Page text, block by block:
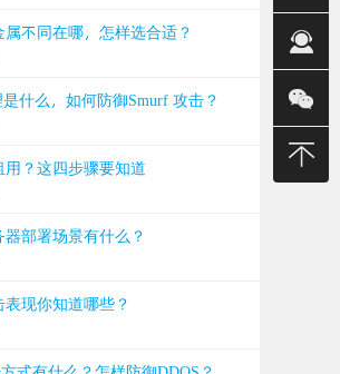
不同在哪，怎样选合适？
什么，如何防御Smurf 攻击？
？这四步骤要知道
部署场景有什么？
现你知道哪些？
销售(平)
销售(金)
销售（